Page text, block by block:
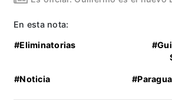
En esta nota:
#Eliminatorias
#Noticia